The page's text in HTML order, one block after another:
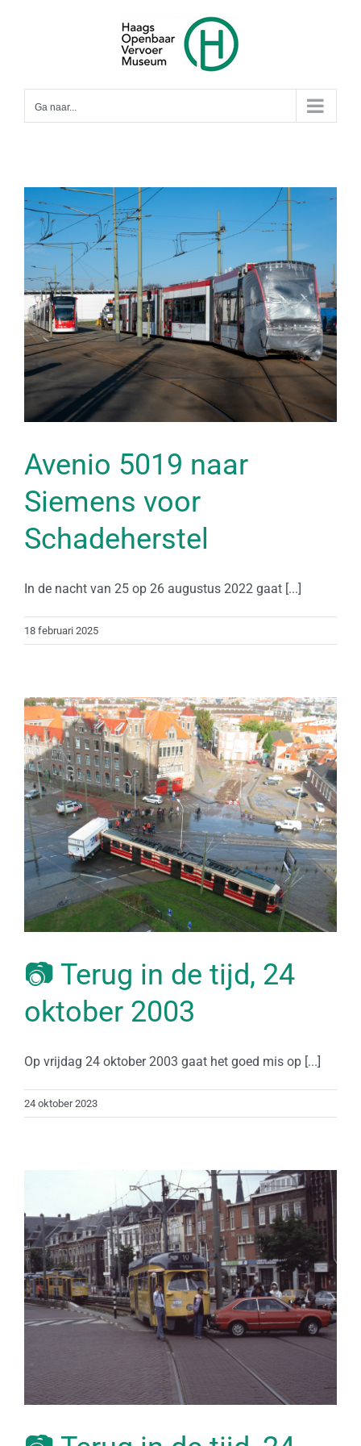
Ga naar...
Avenio 5019 naar
Siemens voor
Schadeherstel
In de nacht van 25 op 26 augustus 2022 gaat [...]
18 februari 2025
📷 Terug in de tijd, 24
oktober 2003
Op vrijdag 24 oktober 2003 gaat het goed mis op [...]
24 oktober 2023